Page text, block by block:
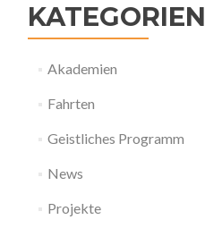
KATEGORIEN
Akademien
Fahrten
Geistliches Programm
News
Projekte